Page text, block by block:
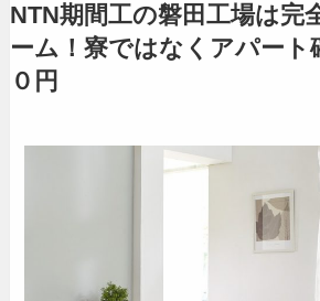
NTN期間工の磐田工場は完
ーム！寮ではなくアパート
０円